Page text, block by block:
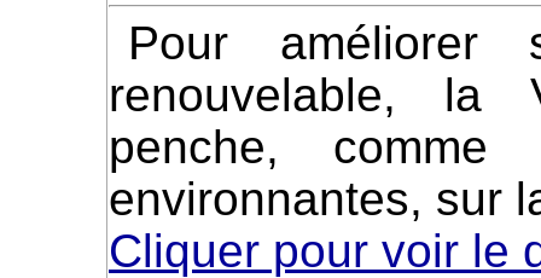
Pour améliorer son bilan en énergie
renouvelable,
penche, comme
environnantes, sur
Cliquer pour voir le